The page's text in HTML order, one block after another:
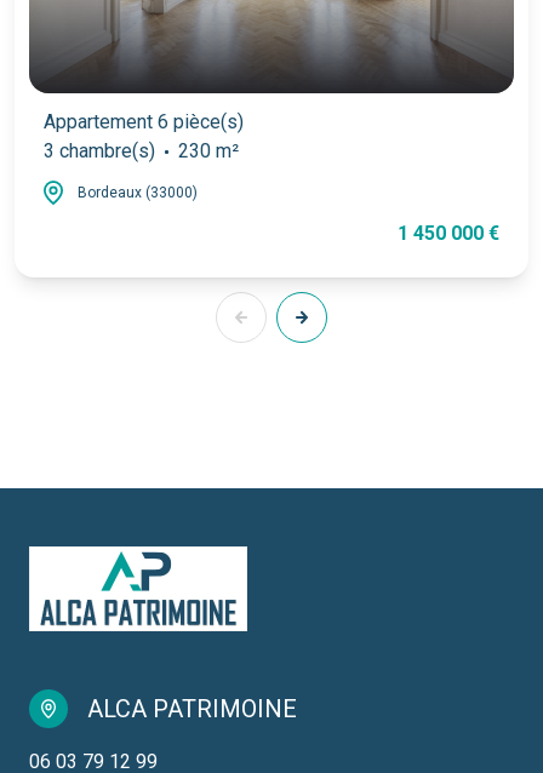
Appartement 6 pièce(s)
3 chambre(s)
230 m²
Bordeaux (33000)
1 450 000 €
ALCA PATRIMOINE
06 03 79 12 99